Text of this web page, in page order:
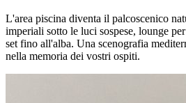
L'area piscina diventa il palcoscenico
imperiali sotto le luci sospese, lounge
set fino all'alba. Una scenografia
nella memoria dei vostri ospiti.